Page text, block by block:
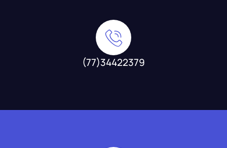
(77)34422379